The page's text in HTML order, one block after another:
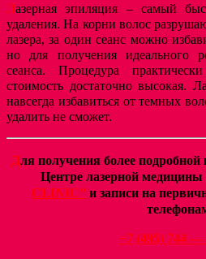
Лазерная эпиляция – самый
удаления. На корни волос
лазера, за один сеанс можно
но для получения идеального
сеанса. Процедура
стоимость достаточно высокая.
навсегда избавиться от темных
удалить не сможет.
Для получения более
Центре лазерной медицины
CLINIC” и записи на
+7 (495) 744—